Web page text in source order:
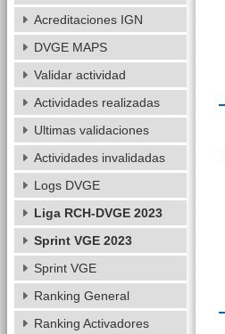
Acreditaciones IGN
DVGE MAPS
Validar actividad
Actividades realizadas
Ultimas validaciones
Actividades invalidadas
Logs DVGE
Liga RCH-DVGE 2023
Sprint VGE 2023
Sprint VGE
Ranking General
Ranking Activadores